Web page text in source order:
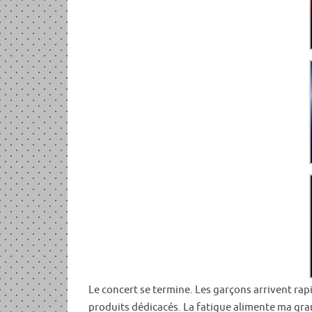
Le concert se termine. Les garçons arrivent
produits dédicacés. La fatigue alimente ma